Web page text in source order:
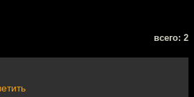
всего: 2